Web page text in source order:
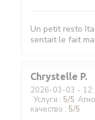
Un petit resto
sentait le fait
Chrystelle P
2026-03-03 -
Услуги : 5/5
качество : 5/5